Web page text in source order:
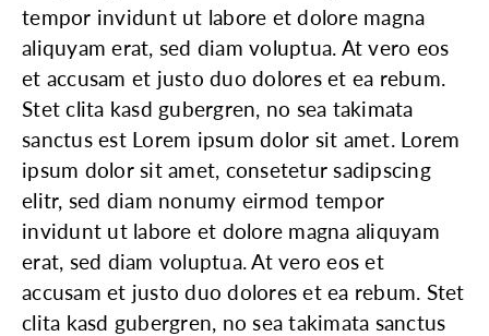
tempor invidunt ut labore et dolore magna
aliquyam erat, sed diam voluptua. At vero eos
et accusam et justo duo dolores et ea rebum.
Stet clita kasd gubergren, no sea takimata
sanctus est Lorem ipsum dolor sit amet. Lorem
ipsum dolor sit amet, consetetur sadipscing
elitr, sed diam nonumy eirmod tempor
invidunt ut labore et dolore magna aliquyam
erat, sed diam voluptua. At vero eos et
accusam et justo duo dolores et ea rebum. Stet
clita kasd gubergren, no sea takimata sanctus